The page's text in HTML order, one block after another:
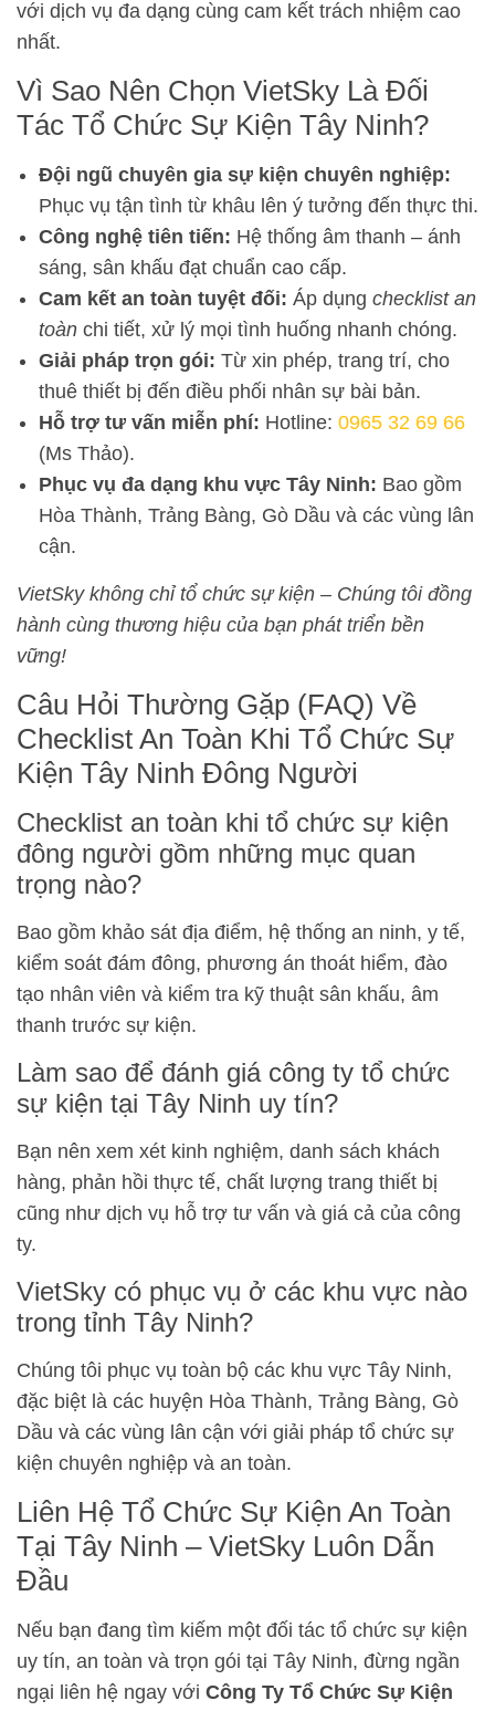
với dịch vụ đa dạng cùng cam kết trách nhiệm cao
nhất.
Vì Sao Nên Chọn VietSky Là Đối
Tác Tổ Chức Sự Kiện Tây Ninh?
Đội ngũ chuyên gia sự kiện chuyên nghiệp:
Phục vụ tận tình từ khâu lên ý tưởng đến thực thi.
Công nghệ tiên tiến: Hệ thống âm thanh – ánh
sáng, sân khấu đạt chuẩn cao cấp.
Cam kết an toàn tuyệt đối: Áp dụng checklist an
toàn chi tiết, xử lý mọi tình huống nhanh chóng.
Giải pháp trọn gói: Từ xin phép, trang trí, cho
thuê thiết bị đến điều phối nhân sự bài bản.
Hỗ trợ tư vấn miễn phí: Hotline: 0965 32 69 66
(Ms Thảo).
Phục vụ đa dạng khu vực Tây Ninh: Bao gồm
Hòa Thành, Trảng Bàng, Gò Dầu và các vùng lân
cận.
VietSky không chỉ tổ chức sự kiện – Chúng tôi đồng
hành cùng thương hiệu của bạn phát triển bền
vững!
Câu Hỏi Thường Gặp (FAQ) Về
Checklist An Toàn Khi Tổ Chức Sự
Kiện Tây Ninh Đông Người
Checklist an toàn khi tổ chức sự kiện
đông người gồm những mục quan
trọng nào?
Bao gồm khảo sát địa điểm, hệ thống an ninh, y tế,
kiểm soát đám đông, phương án thoát hiểm, đào
tạo nhân viên và kiểm tra kỹ thuật sân khấu, âm
thanh trước sự kiện.
Làm sao để đánh giá công ty tổ chức
sự kiện tại Tây Ninh uy tín?
Bạn nên xem xét kinh nghiệm, danh sách khách
hàng, phản hồi thực tế, chất lượng trang thiết bị
cũng như dịch vụ hỗ trợ tư vấn và giá cả của công
ty.
VietSky có phục vụ ở các khu vực nào
trong tỉnh Tây Ninh?
Chúng tôi phục vụ toàn bộ các khu vực Tây Ninh,
đặc biệt là các huyện Hòa Thành, Trảng Bàng, Gò
Dầu và các vùng lân cận với giải pháp tổ chức sự
kiện chuyên nghiệp và an toàn.
Liên Hệ Tổ Chức Sự Kiện An Toàn
Tại Tây Ninh – VietSky Luôn Dẫn
Đầu
Nếu bạn đang tìm kiếm một đối tác tổ chức sự kiện
uy tín, an toàn và trọn gói tại Tây Ninh, đừng ngần
ngại liên hệ ngay với Công Ty Tổ Chức Sự Kiện